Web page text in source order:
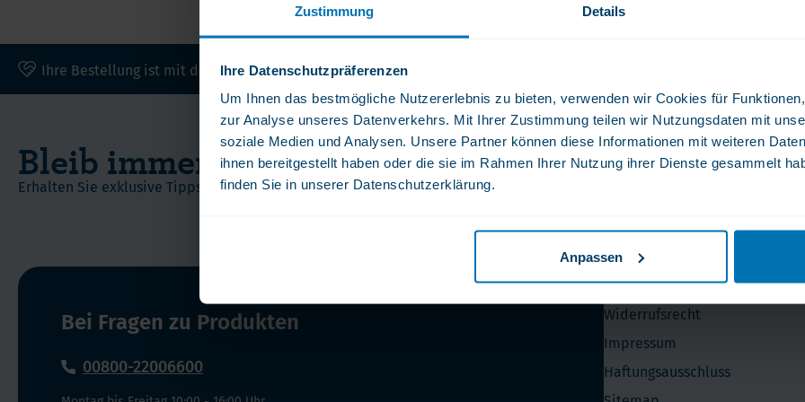
Zustimmung Details
Ihre Datenschutzpräferenzen
Um Ihnen das bestmögliche Nutzererlebnis zu bieten, verwenden wir Cookies für
zur Analyse unseres Datenverkehrs. Mit Ihrer Zustimmung teilen wir Nutzungsdaten mit
soziale Medien und Analysen. Unsere Partner können diese Informationen mit weiteren
ihnen bereitgestellt haben oder die sie im Rahmen Ihrer Nutzung ihrer Dienste gesammelt
finden Sie in unserer Datenschutzerklärung.
Anpassen
Vorteilspakete
Soft Chews
Vitamin K
Probiotika
Verdauungsenzyme
Vitalstoffe
Ihre Bestellung ist mit dem Trusted Shops Gütesiegel versichert
Bleib immer am Puls der Zeit!
Erhalten Sie exklusive Tipps, Angebote und Neuigkeiten direkt in Ihr Postfach.
Bei Fragen zu Produkten
00800-22006600
Service
Widerrufsrecht
Impressum
Haftungsausschluss